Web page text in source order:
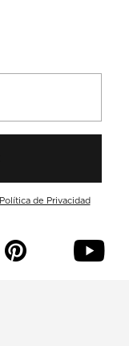
Política de Privacidad
p y